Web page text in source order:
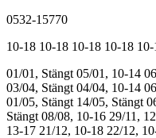
0532-15770
10-18 10-18 10-18 10-18
01/01, Stängt 05/01, 10-14
03/04, Stängt 04/04, 10-14
01/05, Stängt 14/05, Stängt
Stängt 08/08, 10-16 29/11,
13-17 21/12, 10-18 22/12,